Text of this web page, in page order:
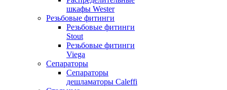
шкафы Wester
Резьбовые фитинги
Резьбовые фитинги
Stout
Резьбовые фитинги
Viega
Сепараторы
Сепараторы
дешламаторы Caleffi